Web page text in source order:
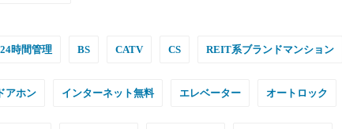
24時間管理 BS CATV CS REIT系ブランドマンション
アホン インターネット無料 エレベーター オートロック